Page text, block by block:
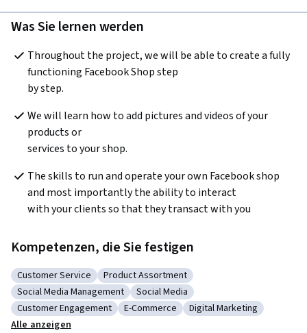
Was Sie lernen werden
Throughout the project, we will be able to create a fully
functioning Facebook Shop step
by step.
We will learn how to add pictures and videos of your
products or
services to your shop.
The skills to run and operate your own Facebook shop
and most importantly the ability to interact
with your clients so that they transact with you
Kompetenzen, die Sie festigen
Kategorie: Customer Service
Customer Service Kategorie: Product Assortment
Product Assortment
Kategorie: Social Media Management
Social Media Management Kategorie: Social Media
Social Media
Kategorie: Customer Engagement
Customer Engagement Kategorie: E-Commerce
E-Commerce Kategorie: Digital
Digital Marketing
Alle anzeigen